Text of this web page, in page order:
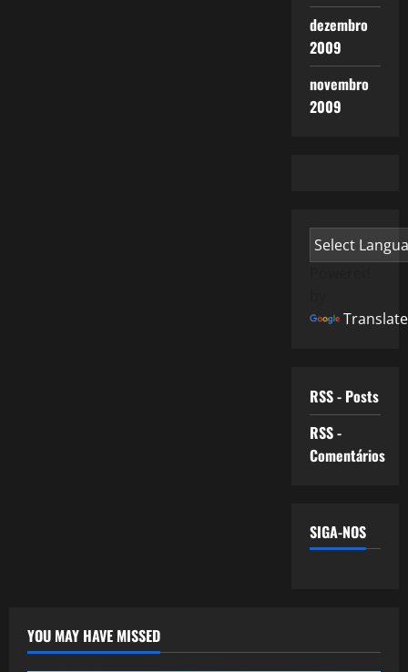
dezembro
2009
novembro
2009
Translate
RSS - Posts
RSS -
Comentários
SIGA-NOS
YOU MAY HAVE MISSED